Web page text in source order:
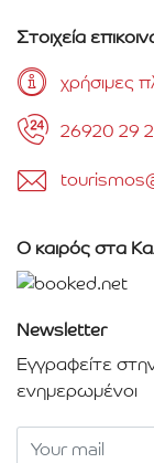
Στοιχεία
χρήσιμες
26920 29
Ο καιρός στα
Newsletter
Εγγραφείτε
ενημερωμένοι